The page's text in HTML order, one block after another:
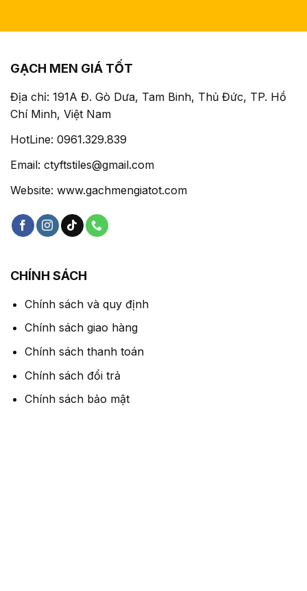
GẠCH MEN GIÁ TỐT
Địa chỉ: 191A Đ. Gò Dưa, Tam Binh, Thủ Đức, TP. Hồ
Chí Minh, Việt Nam
HotLine: 0961.329.839
Email: ctyftstiles@gmail.com
Website: www.gachmengiatot.com
CHÍNH SÁCH
Chính sách và quy định
Chính sách giao hàng
Chính sách thanh toán
Chính sách đổi trả
Chính sách bảo mật